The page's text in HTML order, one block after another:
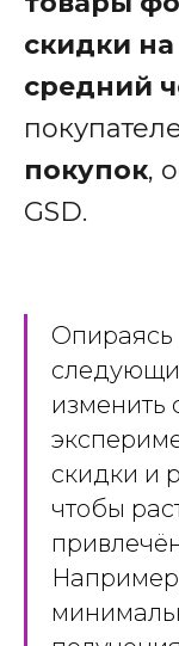
скидки
средний
покупок,
GSD.
Опираясь
изменить
скидки и
чтобы